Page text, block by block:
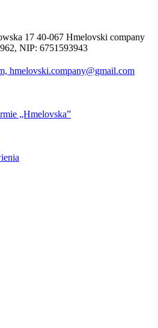
17 40-067 Hmelovski company
NIP: 6751593943
hmelovski.company@gmail.com
„Hmelovska”